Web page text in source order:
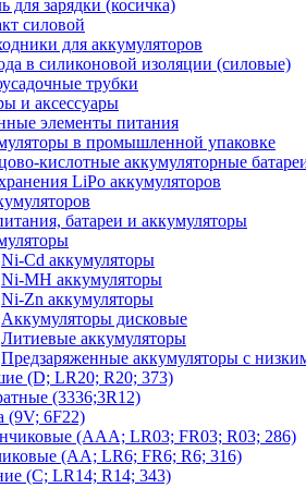
для зарядки (косичка)
силовой
для аккумуляторов
в силиконовой изоляции (силовые)
трубки
и аксессуары
элементы питания
в промышленной упаковке
кислотные аккумуляторные
LiPo аккумуляторов
батареи и аккумуляторы
Ni-Cd аккумуляторы
Ni-MH аккумуляторы
Ni-Zn аккумуляторы
Аккумуляторы дисковые
Литиевые аккумуляторы
Предзаряженные аккумуляторы с
(D; LR20; R20; 373)
(3336;3R12)
(9V; 6F22)
(AAA; LR03; FR03; R03; 286)
(AA; LR6; FR6; R6; 316)
(C; LR14; R14; 343)